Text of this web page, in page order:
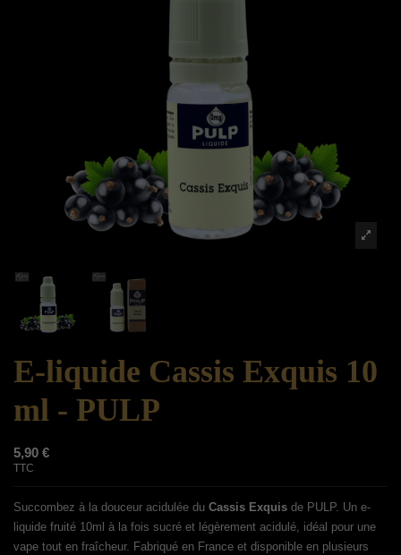
E-liquide Cassis Exquis 10
ml - PULP
5,90 €
TTC
Succombez à la douceur acidulée du Cassis Exquis de PULP. Un e-
liquide fruité 10ml à la fois sucré et légèrement acidulé, idéal pour une
vape tout en fraîcheur. Fabriqué en France et disponible en plusieurs